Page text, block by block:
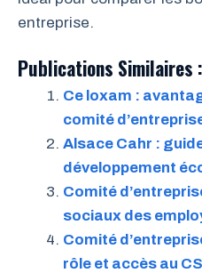
entreprise.
Publications Similaires :
Ce loxam :
comité
Alsace Cahr :
développement
Comité
sociaux des
Comité
rôle et accès au